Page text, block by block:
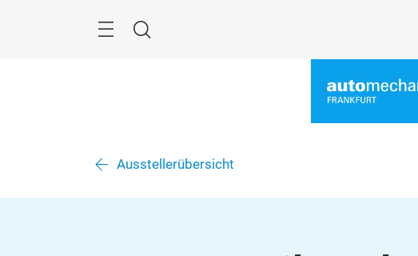
Suche
Ausstellerübersicht